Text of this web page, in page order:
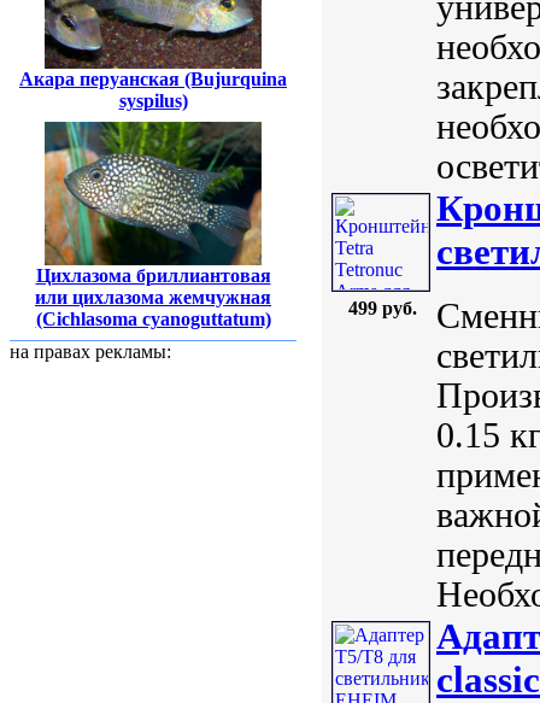
Акара перуанская (Bujurquina
syspilus)
Цихлазома бриллиантовая
или цихлазома жемчужная
(Cichlasoma cyanoguttatum)
на правах рекламы:
499 руб.
0.15